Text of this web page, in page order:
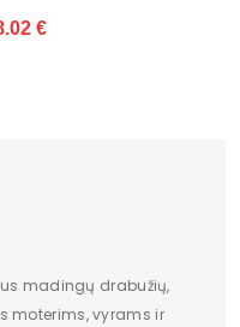
madingų drabužių,
moterims, vyrams ir